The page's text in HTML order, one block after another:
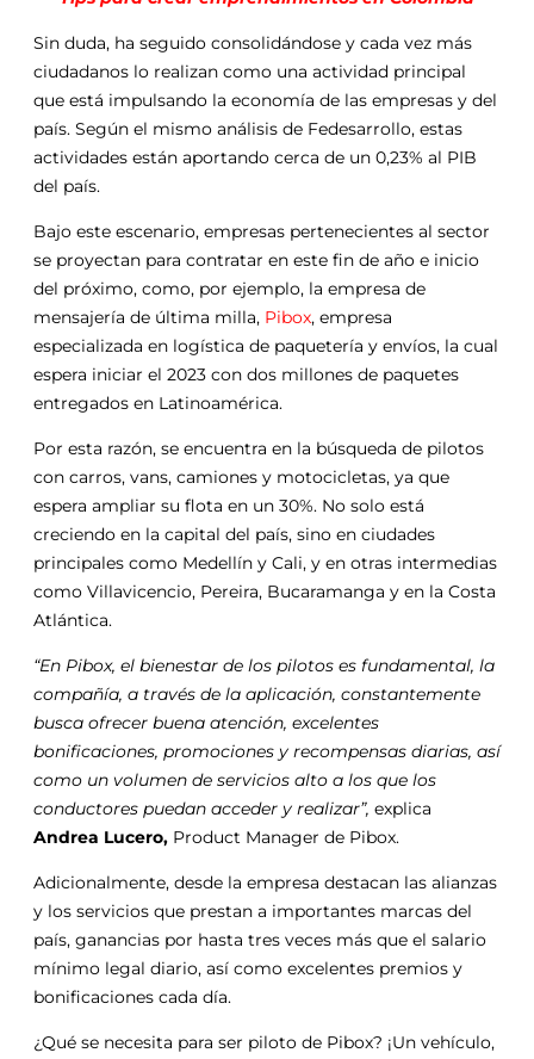
Sin duda, ha seguido consolidándose y cada vez más
ciudadanos lo realizan como una actividad principal
que está impulsando la economía de las empresas y del
país. Según el mismo análisis de Fedesarrollo, estas
actividades están aportando cerca de un 0,23% al PIB
del país.
Bajo este escenario, empresas pertenecientes al sector
se proyectan para contratar en este fin de año e inicio
del próximo, como, por ejemplo, la empresa de
mensajería de última milla, Pibox, empresa
especializada en logística de paquetería y envíos, la cual
espera iniciar el 2023 con dos millones de paquetes
entregados en Latinoamérica.
Por esta razón, se encuentra en la búsqueda de pilotos
con carros, vans, camiones y motocicletas, ya que
espera ampliar su flota en un 30%. No solo está
creciendo en la capital del país, sino en ciudades
principales como Medellín y Cali, y en otras intermedias
como Villavicencio, Pereira, Bucaramanga y en la Costa
Atlántica.
“En Pibox, el bienestar de los pilotos es fundamental, la
compañía, a través de la aplicación, constantemente
busca ofrecer buena atención, excelentes
bonificaciones, promociones y recompensas diarias, así
como un volumen de servicios alto a los que los
conductores puedan acceder y realizar”, explica
Andrea Lucero, Product Manager de Pibox.
Adicionalmente, desde la empresa destacan las alianzas
y los servicios que prestan a importantes marcas del
país, ganancias por hasta tres veces más que el salario
mínimo legal diario, así como excelentes premios y
bonificaciones cada día.
¿Qué se necesita para ser piloto de Pibox? ¡Un vehículo,